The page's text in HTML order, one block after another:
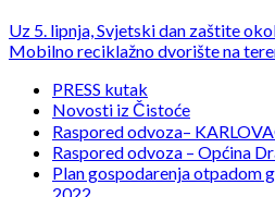
Uz 5. lipnja, Svjetski dan zaštite
Mobilno reciklažno dvorište na
PRESS kutak
Novosti iz Čistoće
Raspored odvoza–
Raspored odvoza – Općina
Plan gospodarenja otpadom